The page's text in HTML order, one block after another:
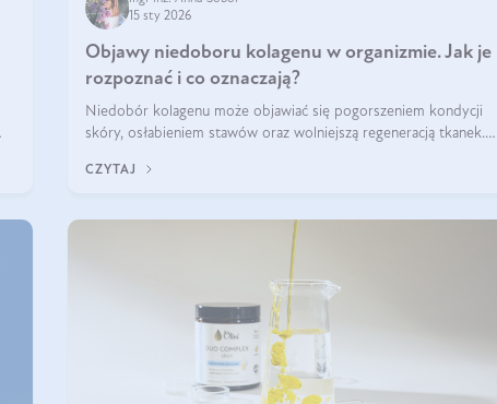
15 sty 2026
Objawy niedoboru kolagenu w organizmie. Jak je
rozpoznać i co oznaczają?
Niedobór kolagenu może objawiać się pogorszeniem kondycji
skóry, osłabieniem stawów oraz wolniejszą regeneracją tkanek.
skóry, bóle stawów, łamliwość paznokci oraz osłabienie włosów.
CZYTAJ